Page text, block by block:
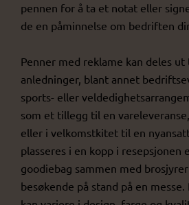
pennen for å ta et notat eller
de en påminnelse om bedriften
Penner med reklame kan deles ut
anledninger, blant annet
sports- eller
som et tillegg til en
eller i velkomstkitet til en
plasseres i en kopp i resepsjonen
goodiebag sammen med
besøkende på stand på en